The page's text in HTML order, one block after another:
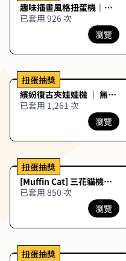
趣味插畫風格扭蛋機｜有
條件・無限獎品
已套用 926 次
瀏覽
繽紛復古夾娃娃機 ｜ 無條
件・限量獎品
已套用 1,261 次
瀏覽
扭蛋抽獎
[Muffin Cat] 三花貓機｜
無條件・無限獎品
已套用 850 次
瀏覽
扭蛋抽獎
扭蛋抽獎